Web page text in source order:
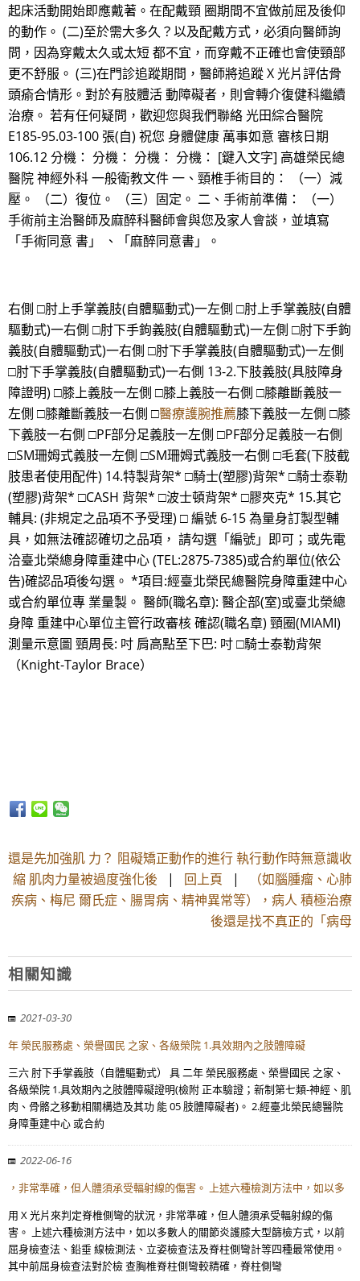
起床活動開始即應戴著。在配戴頸 圈期間不宜做前屈及後仰
的動作。 (二)至於需大多久？以及配戴方式，必須向醫師詢
問，因為穿戴太久或太短 都不宜，而穿戴不正確也會使頸部
更不舒服。 (三)在門診追蹤期間，醫師將追蹤 X 光片評估骨
頭瘉合情形。對於有肢體活 動障礙者，則會轉介復健科繼續
治療。 若有任何疑問，歡迎您與我們聯絡 光田綜合醫院
E185-95.03-100 張(自) 祝您 身體健康 萬事如意 審核日期
106.12 分機： 分機： 分機： 分機： [鍵入文字] 高雄榮民總
醫院 神經外科 一般衛教文件 一、頸椎手術目的： （一）減
壓。 （二）復位。 （三）固定。 二、手術前準備： （一）
手術前主治醫師及麻醉科醫師會與您及家人會談，並填寫
「手術同意 書」 、「麻醉同意書」。
右側 □肘上手掌義肢(自體驅動式)一左側 □肘上手掌義肢(自體
驅動式)一右側 □肘下手鉤義肢(自體驅動式)一左側 □肘下手鉤
義肢(自體驅動式)一右側 □肘下手掌義肢(自體驅動式)一左側
□肘下手掌義肢(自體驅動式)一右側 13-2.下肢義肢(具肢障身
障證明) □膝上義肢一左側 □膝上義肢一右側 □膝離斷義肢一
左側 □膝離斷義肢一右側 □醫療護腕推薦膝下義肢一左側 □膝
下義肢一右側 □PF部分足義肢一左側 □PF部分足義肢一右側
□SM珊姆式義肢一左側 □SM珊姆式義肢一右側 □毛套(下肢截
肢患者使用配件) 14.特製背架* □騎士(塑膠)背架* □騎士泰勒
(塑膠)背架* □CASH 背架* □波士頓背架* □膠夾克* 15.其它
輔具: (非規定之品項不予受理) □ 編號 6-15 為量身訂製型輔
具，如無法確認確切之品項， 請勾選「編號」即可；或先電
洽臺北榮總身障重建中心 (TEL:2875-7385)或合約單位(依公
告)確認品項後勾選。 *項目:經臺北榮民總醫院身障重建中心
或合約單位專 業量製。 醫師(職名章): 醫企部(室)或臺北榮總
身障 重建中心單位主管行政審核 確認(職名章) 頸圈(MIAMI)
測量示意圖 頸周長: 吋 肩高點至下巴: 吋 □騎士泰勒背架
（Knight-Taylor Brace）
還是先加強肌 力？ 阻礙矯正動作的進行 執行動作時無意識收
縮 肌肉力量被過度強化後
| 回上頁 |
（如腦腫瘤、心肺
疾病、梅尼 爾氏症、腸胃病、精神異常等），病人 積極治療
後還是找不真正的「病母
相關知識
2021-03-30
年 榮民服務處、榮譽國民 之家、各級榮院 1.具效期內之肢體障礙
三六 肘下手掌義肢（自體驅動式） 具 二年 榮民服務處、榮譽國民 之家、
各級榮院 1.具效期內之肢體障礙證明(檢附 正本驗證；新制第七類-神經、肌
肉、骨骼之移動相關構造及其功 能 05 肢體障礙者)。 2.經臺北榮民總醫院
身障重建中心 或合約
2022-06-16
，非常準確，但人體須承受輻射線的傷害。 上述六種檢測方法中，如以多
用 X 光片來判定脊椎側彎的狀況，非常準確，但人體須承受輻射線的傷
害。 上述六種檢測方法中，如以多數人的關節炎護膝大型篩檢方式，以前
屈身檢查法、鉛垂 線檢測法、立姿檢查法及脊柱側彎計等四種最常使用。
其中前屈身檢查法對於檢 查胸椎脊柱側彎較精確，脊柱側彎